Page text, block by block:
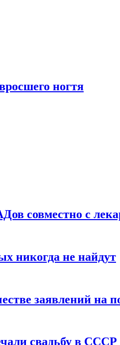
ногтя
совместно с
никогда не найдут
заявлений на
свадьбу в СССР